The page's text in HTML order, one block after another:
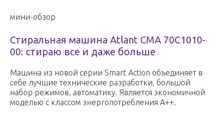
мини-обзор
Стиральная машина Atlant СМА 70С1010-
00: стираю все и даже больше
Машина из новой серии Smart Action объединяет в
себе лучшие технические разработки, большой
набор режимов, автоматику. Является экономичной
моделью с классом энергопотребления А++.